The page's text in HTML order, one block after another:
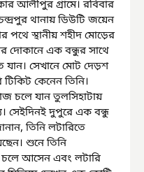
আলীপুর গ্রামে। রবিবার
থানায় ডিউটি জয়েন
পথে স্থানীয় শহীদ মোড়ের
দোকানে এক বন্ধুর সাথে
যান। সেখানে মোট দেড়শ
টিকিট কেনেন তিনি।
চলে যান তুলসিহাটায়
সেইদিনই দুপুরে এক বন্ধু
তিনি লটারিতে
শুনে তিনি
চলে আসেন এবং লটারি